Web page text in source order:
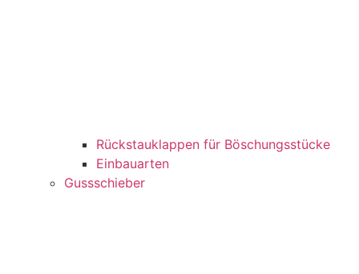
Rückstauklappen für Böschungsstücke
Einbauarten
Gussschieber